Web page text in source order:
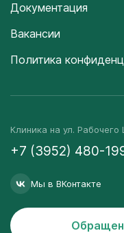
Документация
Вакансии
Политика
Клиника на ул.
+7 (3952) 480-
Мы в ВКонтакте